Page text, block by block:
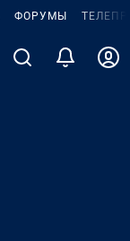
ФОРУМЫ